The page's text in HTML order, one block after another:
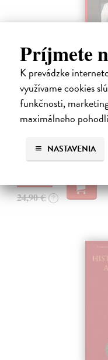
Príjmete
K prevádzke
využívame cookies
funkčnosti,
maximálneho
NASTAVENIA
Studne mútne
Getting Peter| Kniha
Sú ikonickými postavami
pomenovali po nich ulice,
Na sklade
24,90 € ?